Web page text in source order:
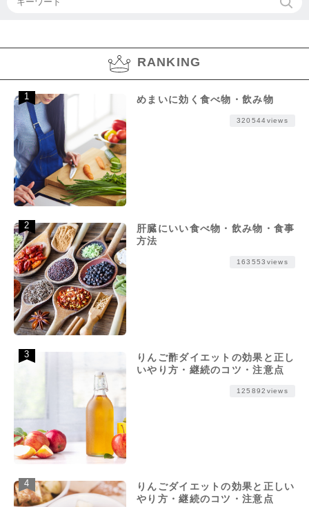
RANKING
めまいに効く食べ物・飲み物
320544views
肝臓にいい食べ物・飲み物・食事
方法
163553views
りんご酢ダイエットの効果と正し
いやり方・継続のコツ・注意点
125892views
りんごダイエットの効果と正しい
やり方・継続のコツ・注意点